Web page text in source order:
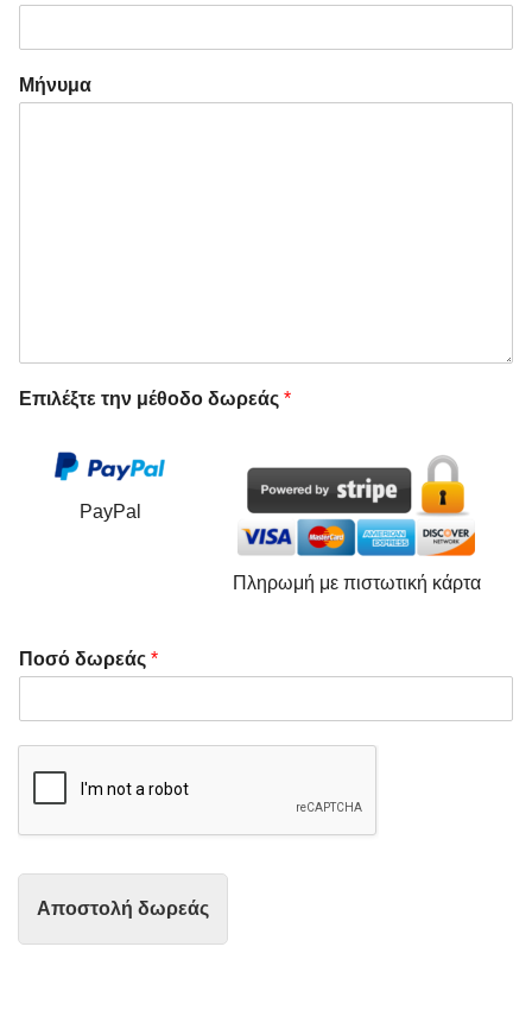
Μήνυμα
Επιλέξτε την μέθοδο δωρεάς *
PayPal
Πληρωμή με πιστωτική κάρτα
Ποσό δωρεάς *
Αποστολή δωρεάς